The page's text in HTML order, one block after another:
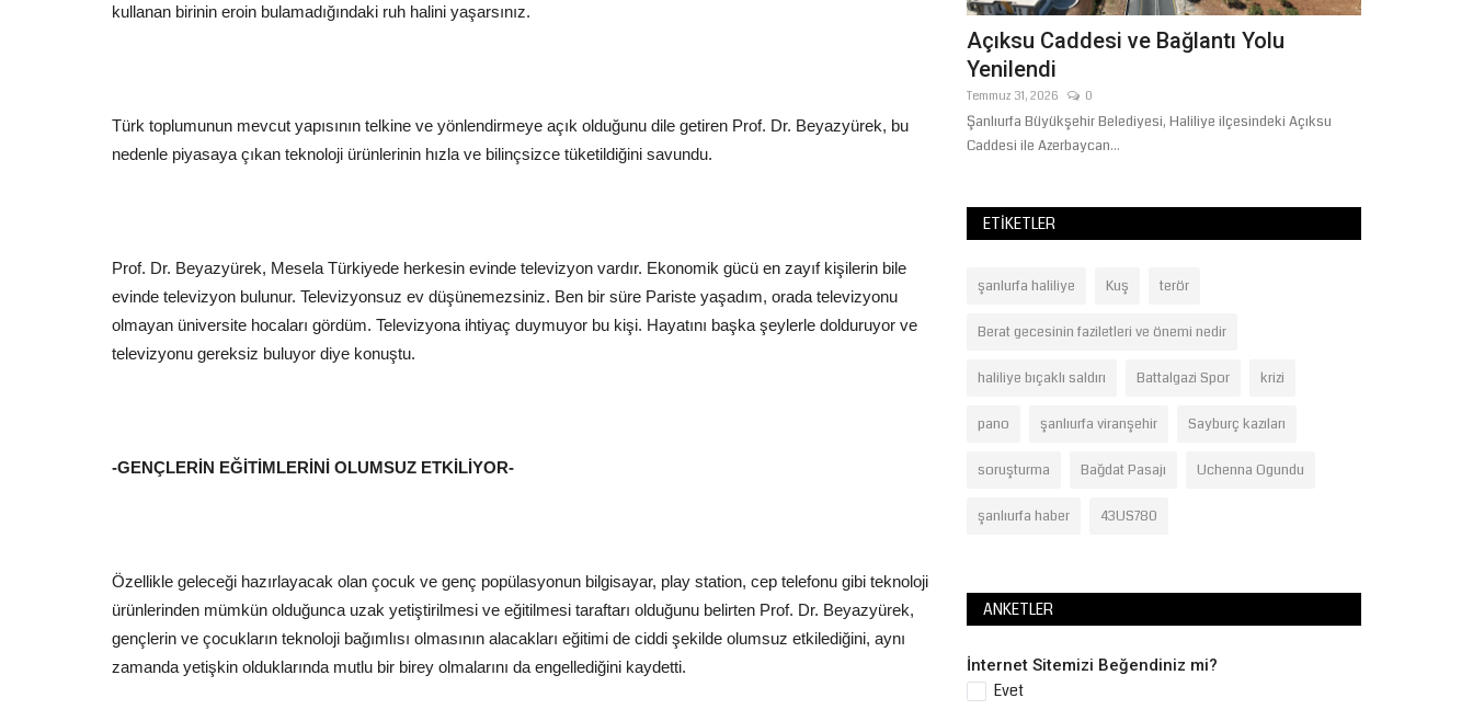
kullanan birinin eroin bulamadığındaki ruh halini yaşarsınız.
Türk toplumunun mevcut yapısının telkine ve yönlendirmeye açık olduğunu dile getiren Prof. Dr. Beyazyürek, bu
nedenle piyasaya çıkan teknoloji ürünlerinin hızla ve bilinçsizce tüketildiğini savundu.
Prof. Dr. Beyazyürek, Mesela Türkiyede herkesin evinde televizyon vardır. Ekonomik gücü en zayıf kişilerin bile
evinde televizyon bulunur. Televizyonsuz ev düşünemezsiniz. Ben bir süre Pariste yaşadım, orada televizyonu
olmayan üniversite hocaları gördüm. Televizyona ihtiyaç duymuyor bu kişi. Hayatını başka şeylerle dolduruyor ve
televizyonu gereksiz buluyor diye konuştu.
-GENÇLERİN EĞİTİMLERİNİ OLUMSUZ ETKİLİYOR-
Özellikle geleceği hazırlayacak olan çocuk ve genç popülasyonun bilgisayar, play station, cep telefonu gibi teknoloji
ürünlerinden mümkün olduğunca uzak yetiştirilmesi ve eğitilmesi taraftarı olduğunu belirten Prof. Dr. Beyazyürek,
gençlerin ve çocukların teknoloji bağımlısı olmasının alacakları eğitimi de ciddi şekilde olumsuz etkilediğini, aynı
zamanda yetişkin olduklarında mutlu bir birey olmalarını da engellediğini kaydetti.
Cumhuriyet Halk Partisi (CHP) yönetimi, son büyük kurultayın
hukuken geçersiz sayılması...
Şanlıurfa Harran Üniversitesi Hastanesi Öğretim Üyesi Doç. Dr.
Çiğdem Cindoğlu,...
Açıksu Caddesi ve Bağlantı Yolu
Yenilendi
Temmuz 31, 2026 0
Şanlıurfa Büyükşehir Belediyesi, Haliliye ilçesindeki Açıksu
Caddesi ile Azerbaycan...
ETIKETLER
şanlurfa haliliye Kuş terör
Berat gecesinin faziletleri ve önemi nedir
haliliye bıçaklı saldırı Battalgazi Spor krizi
pano şanlıurfa viranşehir Sayburç kazıları
soruşturma Bağdat Pasajı Uchenna Ogundu
şanlıurfa haber 43US780
ANKETLER
İnternet Sitemizi Beğendiniz mi?
Evet